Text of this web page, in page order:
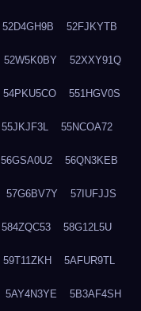
52D4GH9B 52FJKYTB
52W5K0BY 52XXY91Q
54PKU5CO 551HGV0S
55JKJF3L 55NCOA72
56GSA0U2 56QN3KEB
57G6BV7Y 57IUFJJS
584ZQC53 58G12L5U
59T11ZKH 5AFUR9TL
5AY4N3YE 5B3AF4SH